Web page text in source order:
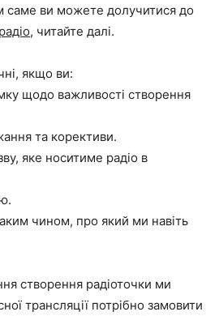
ви можете долучитися до
, читайте далі.
якщо ви:
щодо важливості створення
та корективи.
яке носитиме радіо в
чином, про який ми навіть
створення радіоточки ми
трансляції потрібно замовити